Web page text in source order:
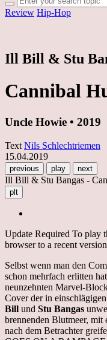
Review Hip-Hop
Ill Bill & Stu
Cannibal
Uncle Howie • 2019
Text Nils Schlechtriemen
15.04.2019
previous play next
Ill Bill & Stu Bangas -
plt
Update Required To play
browser to a recent
Selbst wenn man den
schon mehrfach erlitten
neunzehnten Marvel-
Cover der in
Bill und Stu Bangas
brennenden Blutmeer, mit
nach dem Betrachter